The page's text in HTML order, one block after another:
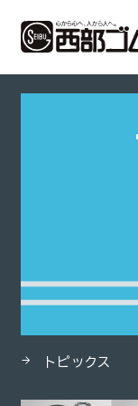
HOME 製品
トピックス